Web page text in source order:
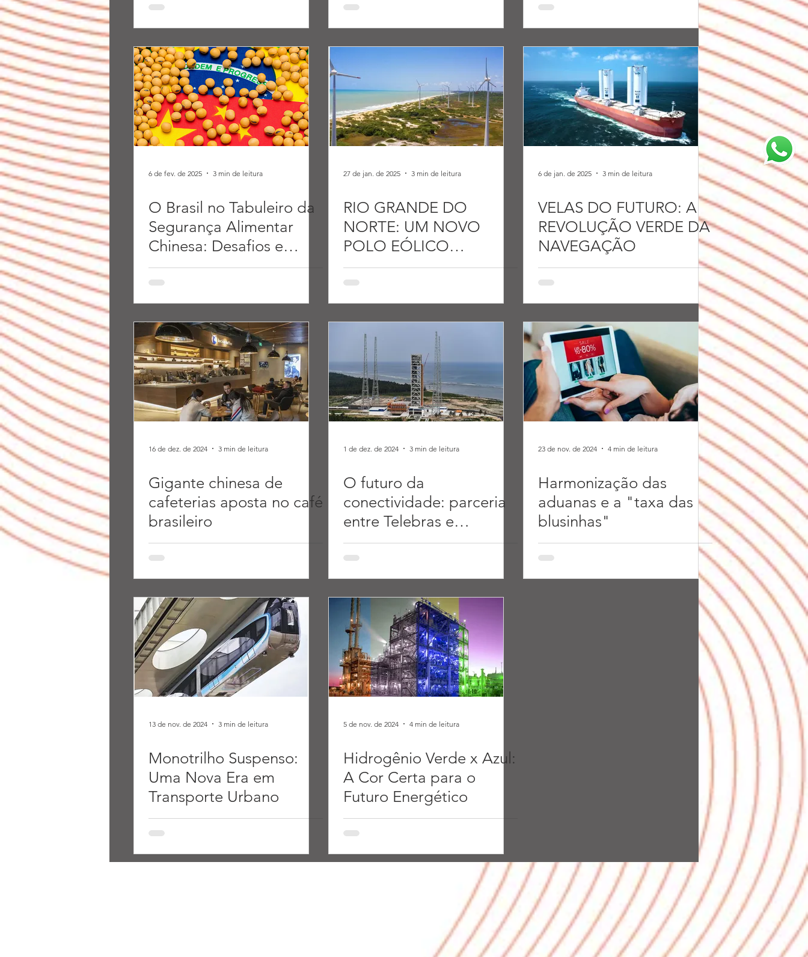
6 de fev. de 2025 3 min de leitura
O Brasil no Tabuleiro da
Segurança Alimentar
Chinesa: Desafios e
Perspectivas.
27 de jan. de 2025 3 min de leitura
RIO GRANDE DO
NORTE: UM NOVO
POLO EÓLICO
BRASILEIRO
6 de jan. de 2025 3 min de leitura
VELAS DO FUTURO: A
REVOLUÇÃO VERDE DA
NAVEGAÇÃO
16 de dez. de 2024 3 min de leitura
Gigante chinesa de
cafeterias aposta no café
brasileiro
1 de dez. de 2024 3 min de leitura
O futuro da
conectividade: parceria
entre Telebras e
SpaceSail abre novas
perspectivas
23 de nov. de 2024 4 min de leitura
Harmonização das
aduanas e a "taxa das
blusinhas"
13 de nov. de 2024 3 min de leitura
Monotrilho Suspenso:
Uma Nova Era em
Transporte Urbano
5 de nov. de 2024 4 min de leitura
Hidrogênio Verde x Azul:
A Cor Certa para o
Futuro Energético